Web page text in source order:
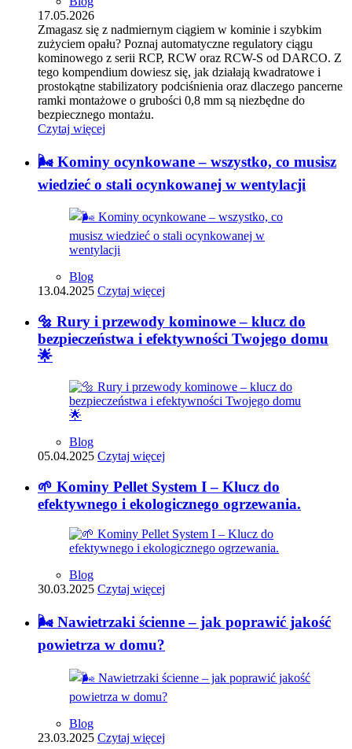
17.05.2026
Zmagasz się z nadmiernym ciągiem w kominie i szybkim
zużyciem opału? Poznaj automatyczne regulatory ciągu
kominowego z serii RCP, RCW oraz RCW-S od DARCO. Z
tego kompendium dowiesz się, jak działają kwadratowe i
prostokątne stabilizatory podciśnienia oraz dlaczego pancerne
ramki montażowe o grubości 0,8 mm są niezbędne do
bezpiecznego montażu.
Czytaj więcej
🌬️ Kominy ocynkowane – wszystko, co musisz
wiedzieć o stali ocynkowanej w wentylacji
Blog
13.04.2025 Czytaj więcej
🔩 Rury i przewody kominowe – klucz do
bezpieczeństwa i efektywności Twojego domu
🌟
Blog
05.04.2025 Czytaj więcej
🌱 Kominy Pellet System I – Klucz do
efektywnego i ekologicznego ogrzewania.
Blog
30.03.2025 Czytaj więcej
🌬️ Nawietrzaki ścienne – jak poprawić jakość
powietrza w domu?
Blog
23.03.2025 Czytaj więcej